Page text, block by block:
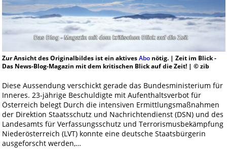
Zur Ansicht des Originalbildes ist ein aktivesAbonötig. | Zeit im Blick -
Das News-Blog-Magazin mit dem kritischen Blick auf die Zeit! | © zib
Diese Aussendung verschickt gerade das Bundesministerium für
Inneres. 23-jährige Beschuldigte mit Aufenthaltsverbot für
Österreich belegt Durch die intensiven Ermittlungsmaßnahmen
der Direktion Staatsschutz und Nachrichtendienst (DSN) und des
Landesamts für Verfassungsschutz und Terrorismusbekämpfung
Niederösterreich (LVT) konnte eine deutsche Staatsbürgerin
ausgeforscht werden,…